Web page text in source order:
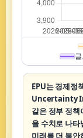
EPU는 경제정
Uncertainty
같은 정부 정
을 수치로 나
미래를 더 불